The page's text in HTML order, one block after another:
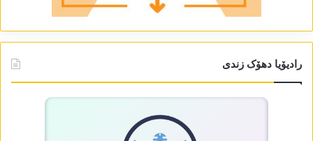
رادیۆیا دھۆک زندی